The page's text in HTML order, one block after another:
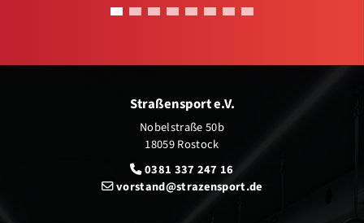
Straßensport e.V.
Nobelstraße 50b
18059 Rostock
0381 337 247 16
vorstand@strazensport.de